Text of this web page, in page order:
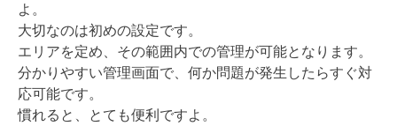
よ。
大切なのは初めの設定です。
エリアを定め、その範囲内での管理が可能となります。
分かりやすい管理画面で、何か問題が発生したらすぐ対
応可能です。
慣れると、とても便利ですよ。